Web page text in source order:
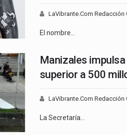
LaVibrante.Com Redacción
El nombre…
Manizales
superior a 500
LaVibrante.Com Redacción
La Secretaría…